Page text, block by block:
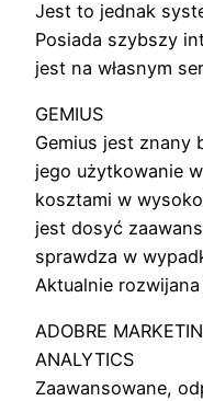
Jest to jednak
Posiada szybszy
jest na własnym
GEMIUS
Gemius jest znany
jego użytkowanie
kosztami w
jest dosyć
sprawdza w
Aktualnie
ADOBRE
ANALYTICS
Zaawansowane,